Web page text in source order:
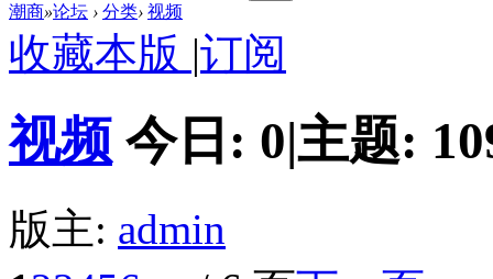
潮商»论坛 › 分类› 视频
收藏本版 |订阅
视频 今日: 0|主题:
版主: admin